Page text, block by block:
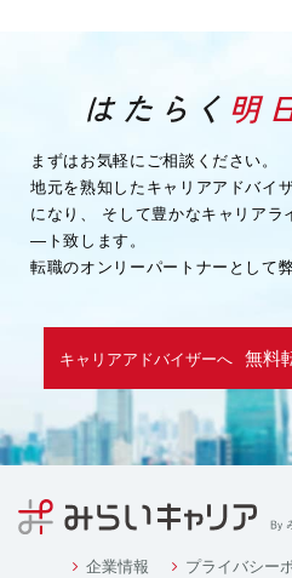
まずはお気軽にご相談ください。
地元を熟知したキャリアアドバイ
になり、
そして豊かなキャリアラ
―ト致します。
転職のオンリーパートナーとして
キャリアアドバイザーへ 無料
企業情報 プライバシー